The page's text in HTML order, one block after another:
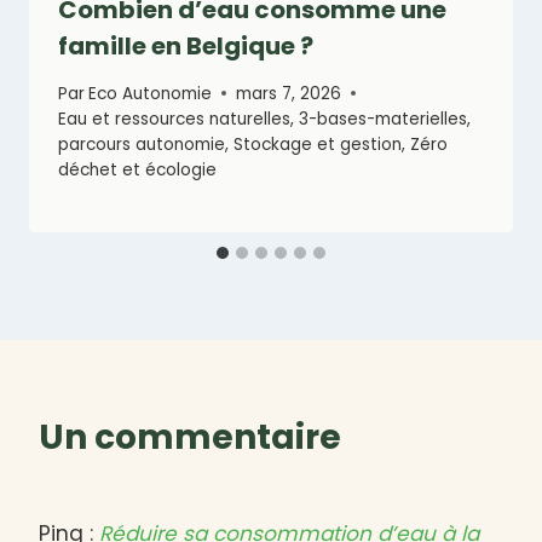
Combien d’eau consomme une
famille en Belgique ?
ParEco Autonomie
mars 7, 2026
Eau et ressources naturelles, 3-bases-materielles,
parcours autonomie, Stockage et gestion, Zéro
déchet et écologie
Un commentaire
Ping : Réduire sa consommation d’eau à la